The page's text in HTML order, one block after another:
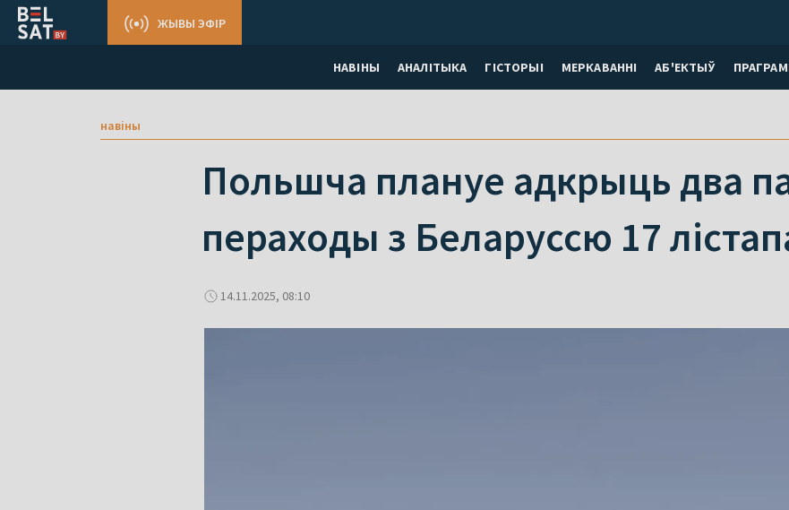
НАВІНЫ АНАЛІТЫКА ГІСТОРЫІ МЕРКАВАННI АБ'ЕКТЫЎ
ЖЫВЫ ЭФІР
навіны
Польшча плануе адкрыць два
пераходы з Беларуссю 17
14.11.2025, 08:10